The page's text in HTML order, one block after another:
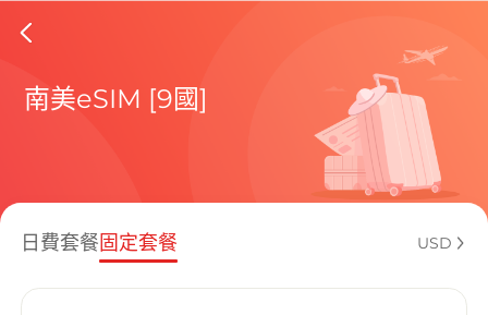
Chile
包含目前
南美eSIM [9國]
日費套餐固定套餐 USD